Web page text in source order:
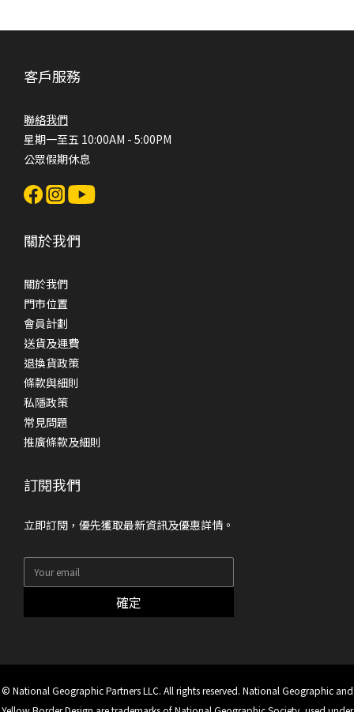
客戶服務
聯絡我們
星期一至五 10:00AM - 5:00PM
公眾假期休息
關於我們
關於我們
門市位置
會員計劃
送貨及運費
退換貨政策
條款與細則
私隱政策
常見問題
推廣條款及細則
訂閱我們
立即訂閱，優先獲取最新資訊及優惠詳情。
確定
© National Geographic Partners LLC. All rights reserved. National Geographic and